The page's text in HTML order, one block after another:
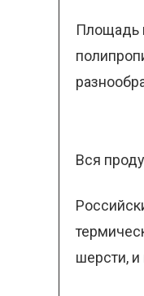
Площадь
Вся
шерсти,